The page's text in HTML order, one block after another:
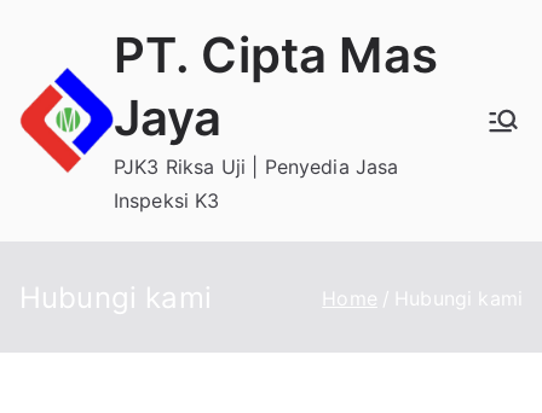
content
PT. Cipta Mas
Jaya
PJK3 Riksa Uji | Penyedia Jasa
Inspeksi K3
Hubungi kami Home Hubungi kami